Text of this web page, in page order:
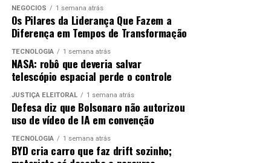
NEGÓCIOS 1 semana atrás
Os Pilares da Liderança Que Fazem a
Diferença em Tempos de Transformação
TECNOLOGIA 1 semana atrás
NASA: robô que deveria salvar
telescópio espacial perde o controle
JUSTIÇA ELEITORAL 1 semana atrás
Defesa diz que Bolsonaro não autorizou
uso de vídeo de IA em convenção
TECNOLOGIA 1 semana atrás
BYD cria carro que faz drift sozinho;